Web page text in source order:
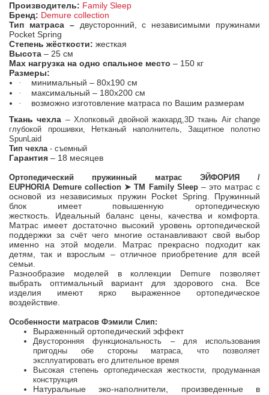
Производитель: Family Sleep
Бренд: Demure collection
Тип матраса – двусторонний, с независимыми пружинами
Pocket Spring
Степень жёсткости: жесткая
Высота – 25 см
Max нагрузка на одно спальное место – 150 кг
Размеры:
· минимальный – 80х190 см
· максимальный – 180х200 см
·
возможно изготовление матраса по Вашим размерам
Ткань чехла –Хлопковый двойной жаккард,3D ткань Air change
глубокой прошивки, Нетканый наполнитель, Защитное полотно
SpunLaid
Тип чехла- съемный
Гарантия – 18 месяцев
Ортопедический пружинный матрас ЭЙФОРИЯ /
EUPHORIA Demure collection ➤ ТМ Family Sleep– это матрас с
основой из независимых пружин Pocket Spring. Пружинный
блок имеет повышенную ортопедическую
жесткость. Идеальный баланс цены, качества и комфорта.
Матрас имеет достаточно высокий уровень ортопедической
поддержки за счёт чего многие останавливают свой выбор
именно на этой модели. Матрас прекрасно подходит как
детям, так и взрослым – отличное приобретение для всей
семьи.
Разнообразие моделей в коллекции Demure позволяет
выбрать оптимальный вариант для здорового сна. Все
изделия имеют ярко выраженное ортопедическое
воздействие.
Особенности матрасов Фэмили Слип:
Выраженный ортопедический эффект
Двусторонняя функциональность – для использования
пригодны обе стороны матраса, что позволяет
эксплуатировать его длительное время
Высокая степень ортопедическая жесткости, продуманная
конструкция
Натуральные эко-наполнители, произведенные в